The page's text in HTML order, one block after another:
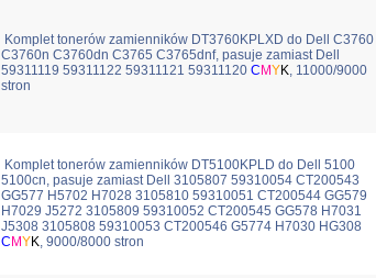
Komplet tonerów zamienników DT3760KPLXD do Dell C3760
C3760n C3760dn C3765 C3765dnf, pasuje zamiast Dell
59311119 59311122 59311121 59311120 C MYK, 11000/9000
stron
Komplet tonerów zamienników DT5100KPLD do Dell 5100
5100cn, pasuje zamiast Dell 3105807 59310054 CT200543
GG577 H5702 H7028 3105810 59310051 CT200544 GG579
H7029 J5272 3105809 59310052 CT200545 GG578 H7031
J5308 3105808 59310053 CT200546 G5774 H7030 HG308
C MYK, 9000/8000 stron